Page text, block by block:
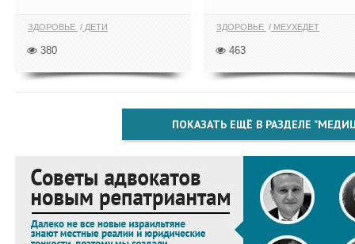
ЗДОРОВЬЕ ДЕТИ
380
ЗДОРОВЬЕ МЕУХЕДЕТ
463
ПОКАЗАТЬ ЕЩЁ В РАЗДЕЛЕ